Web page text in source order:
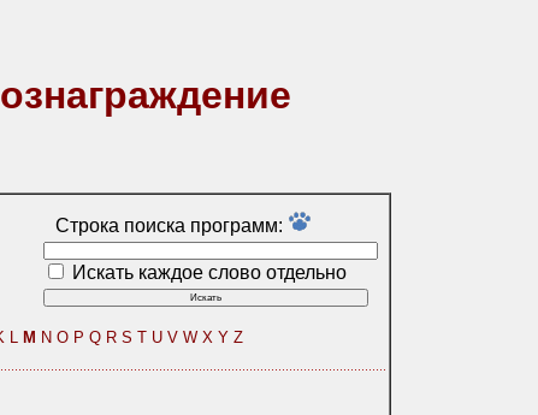
Строка поиска программ:
Искать каждое слово отдельно
L M N O P Q R S T U V W X Y Z